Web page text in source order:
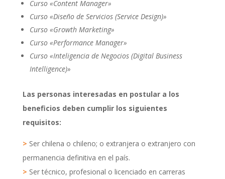
Curso «Content Manager»
Curso «Diseño de Servicios (Service Design)»
Curso «Growth Marketing»
Curso «Performance Manager»
Curso «Inteligencia de Negocios (Digital Business
Intelligence)»
Las personas interesadas en postular a los
beneficios deben cumplir los siguientes
requisitos:
> Ser chilena o chileno; o extranjera o extranjero con
permanencia definitiva en el país.
> Ser técnico, profesional o licenciado en carreras